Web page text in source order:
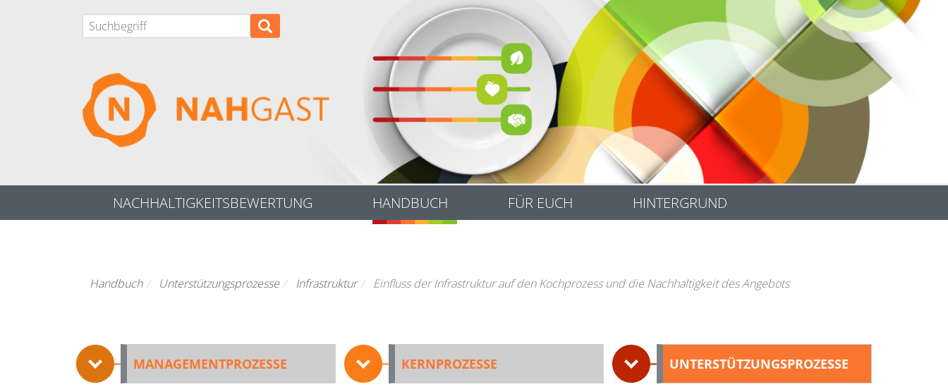
NACHHALTIGKEITSBEWERTUNG HANDBUCH FÜR EUCH HINTERGRUND
Handbuch Unterstützungsprozesse Infrastruktur Einfluss der Infrastruktur auf den Kochprozess und die Nachhaltigkeit des Angebots
MANAGEMENTPROZESSE KERNPROZESSE UNTERSTÜTZUNGSPROZESSE